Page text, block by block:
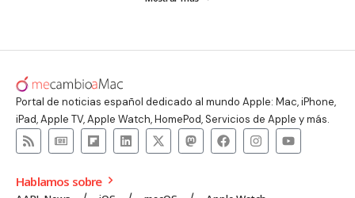
Portal de noticias español dedicado al mundo Apple: Mac, iPhone,
iPad, Apple TV, Apple Watch, HomePod, Servicios de Apple y más.
Hablamos sobre